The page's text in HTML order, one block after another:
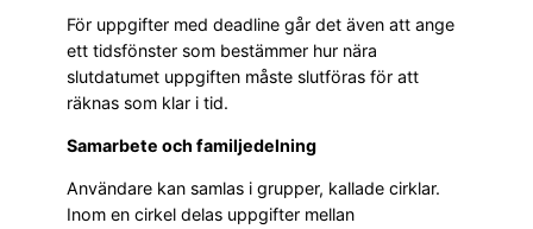
För uppgifter med deadline går det även att ange
ett tidsfönster som bestämmer hur nära
slutdatumet uppgiften måste slutföras för att
räknas som klar i tid.
Samarbete och familjedelning
Användare kan samlas i grupper, kallade cirklar.
Inom en cirkel delas uppgifter mellan